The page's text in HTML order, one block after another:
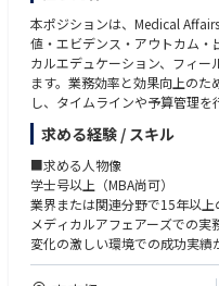
ータの生成過程も理解し、ピッ
扱うことができるようになる。
本ポジションは、Medical
値・エビデンス・アウトカム・
カルエデュケーション、フィ
ます。業務効率と効果向上の
し、タイムラインや予算管理
スの改善提案や課題分析を実施
ローカルの最適バランスを目指
社内他部署と連携し一貫性ある
します。コミュニケーション計
適化も担当。クロスファンクシ
標と医療施策の整合を図ります
協働し、メディカルガバナン
割を果たし、社内外への情報発
求める経験 / スキル
■求める人物像
学士号以上（MBA尚可）
業界または関連分野で15年以上
メディカルアフェアーズでの実
変化の激しい環境での成功実
成長機会や改善点、リスクを先